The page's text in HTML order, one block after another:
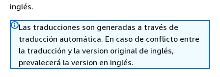
inglés.
Las traducciones son generadas a través de
traducción automática. En caso de conflicto entre
la traducción y la version original de inglés,
prevalecerá la version en inglés.